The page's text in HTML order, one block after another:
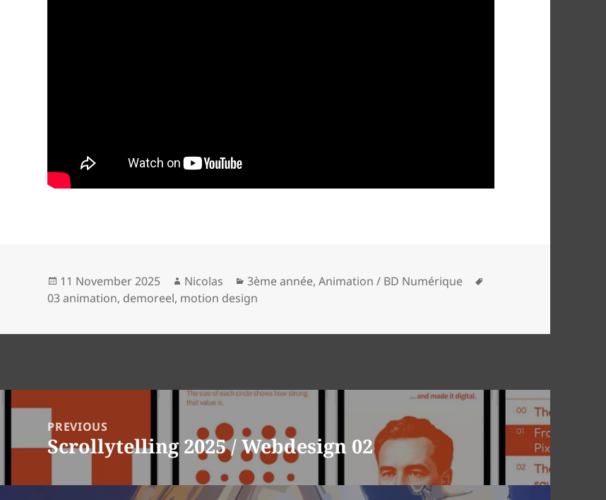
Posted
on
11 November 2025 Author
Nicolas Categories
3ème année,Animation / BD Numérique
03 animation, demoreel, motion design
navigationPREVIOUS
Previous
Scrollytelling 2025 / Webdesign 02